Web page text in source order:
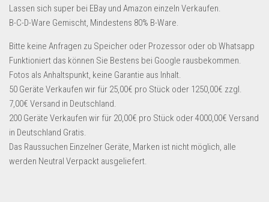
Amazon
Lidl
Kostenlos verkaufen
Anmelden
Kostenlos Registrieren
Newsletter
Lassen sich super bei EBay und Amazon einzeln Verkaufen.
B-C-D-Ware Gemischt, Mindestens 80% B-Ware.
Bitte keine Anfragen zu Speicher oder Prozessor oder ob Whatsapp
Funktioniert das können Sie Bestens bei Google rausbekommen.
Fotos als Anhaltspunkt, keine Garantie aus Inhalt.
50 Geräte Verkaufen wir für 25,00€ pro Stück oder 1250,00€ zzgl.
7,00€ Versand in Deutschland.
200 Geräte Verkaufen wir für 20,00€ pro Stück oder 4000,00€ Versand
in Deutschland Gratis.
Das Raussuchen Einzelner Geräte, Marken ist nicht möglich, alle
werden Neutral Verpackt ausgeliefert.